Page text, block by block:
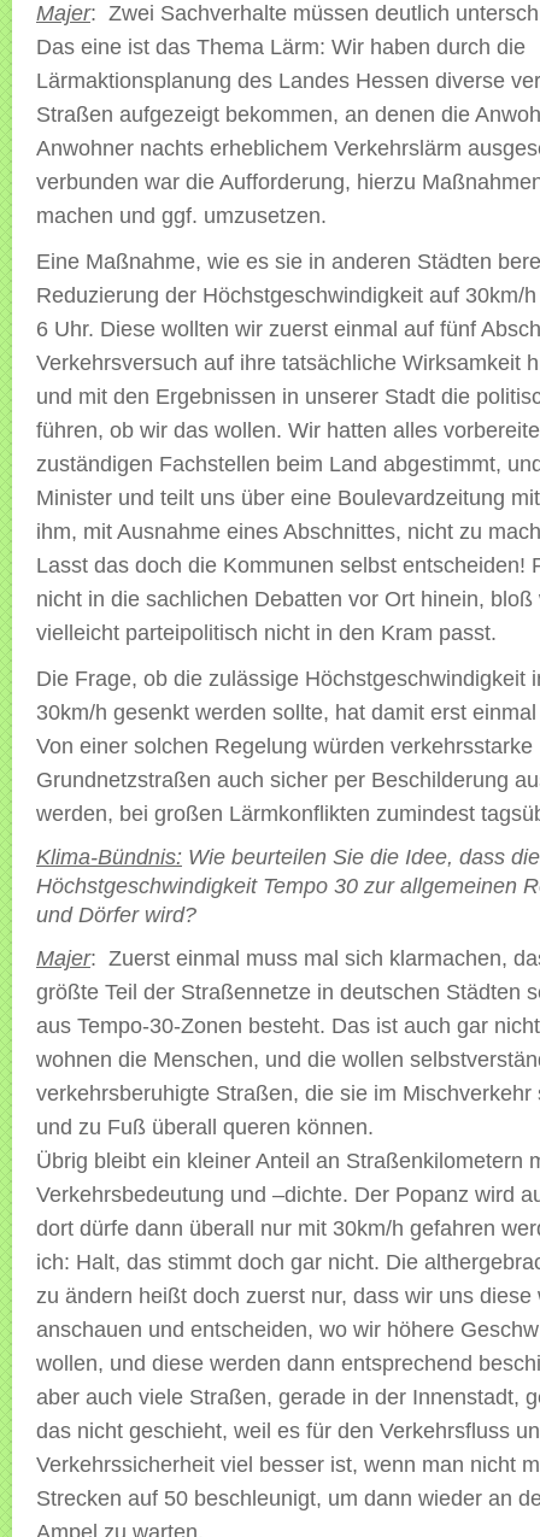
Majer: Zwei Sachverhalte müssen deutlich
Das eine ist das Thema Lärm: Wir haben durch die
Lärmaktionsplanung des Landes Hessen diverse
Straßen aufgezeigt bekommen, an denen die
Anwohner nachts erheblichem Verkehrslärm
verbunden war die Aufforderung, hierzu
machen und ggf. umzusetzen.
Eine Maßnahme, wie es sie in anderen Städten
Reduzierung der Höchstgeschwindigkeit auf 30km/
6 Uhr. Diese wollten wir zuerst einmal auf fünf
Verkehrsversuch auf ihre tatsächliche Wirksamkeit
und mit den Ergebnissen in unserer Stadt die
führen, ob wir das wollen. Wir hatten alles
zuständigen Fachstellen beim Land abgestimmt,
Minister und teilt uns über eine Boulevardzeitung
ihm, mit Ausnahme eines Abschnittes, nicht zu
Lasst das doch die Kommunen selbst entscheiden!
nicht in die sachlichen Debatten vor Ort hinein, bloß
vielleicht parteipolitisch nicht in den Kram passt.
Die Frage, ob die zulässige Höchstgeschwindigkeit
30km/h gesenkt werden sollte, hat damit erst
Von einer solchen Regelung würden verkehrsstarke
Grundnetzstraßen auch sicher per Beschilderung
werden, bei großen Lärmkonflikten zumindest
Klima-Bündnis: Wie beurteilen Sie die Idee, dass die
Höchstgeschwindigkeit Tempo 30 zur allgemeinen
und Dörfer wird?
Majer: Zuerst einmal muss mal sich klarmachen,
größte Teil der Straßennetze in deutschen Städten
aus Tempo-30-Zonen besteht. Das ist auch gar
wohnen die Menschen, und die wollen
verkehrsberuhigte Straßen, die sie im Mischverkehr
und zu Fuß überall queren können.
Übrig bleibt ein kleiner Anteil an Straßenkilometern
Verkehrsbedeutung und –dichte. Der Popanz wird
dort dürfe dann überall nur mit 30km/h gefahren
ich: Halt, das stimmt doch gar nicht. Die
zu ändern heißt doch zuerst nur, dass wir uns
anschauen und entscheiden, wo wir höhere
wollen, und diese werden dann entsprechend
aber auch viele Straßen, gerade in der Innenstadt,
das nicht geschieht, weil es für den Verkehrsfluss
Verkehrssicherheit viel besser ist, wenn man nicht
Strecken auf 50 beschleunigt, um dann wieder an
Ampel zu warten.